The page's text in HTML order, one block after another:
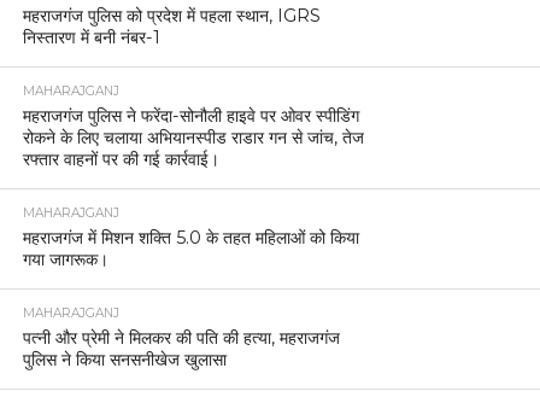
महराजगंज पुलिस को प्रदेश में पहला स्थान, IGRS
निस्तारण में बनी नंबर-1
MAHARAJGANJ
महराजगंज पुलिस ने फरेंदा-सोनौली हाइवे पर ओवर स्पीडिंग
रोकने के लिए चलाया अभियानस्पीड राडार गन से जांच, तेज
रफ्तार वाहनों पर की गई कार्रवाई।
MAHARAJGANJ
महराजगंज में मिशन शक्ति 5.0 के तहत महिलाओं को किया
गया जागरूक।
MAHARAJGANJ
पत्नी और प्रेमी ने मिलकर की पति की हत्या, महराजगंज
पुलिस ने किया सनसनीखेज खुलासा